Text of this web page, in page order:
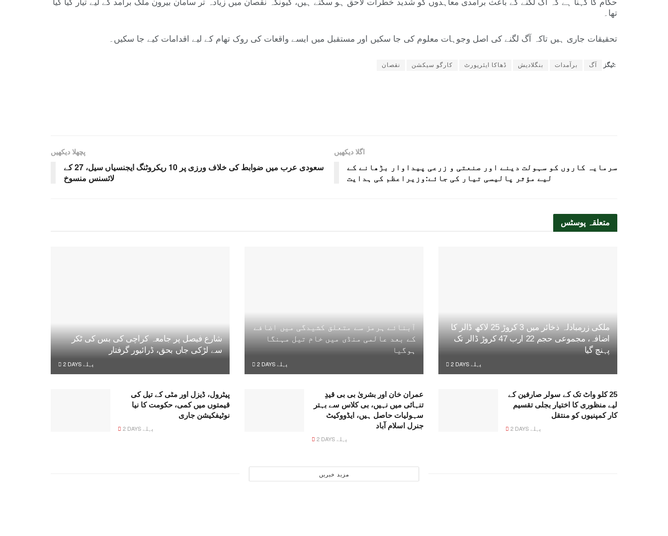
حکام کا کہنا ہے کہ آگ لگنے کے باعث برآمدی معاہدوں کو شدید خطرات لاحق ہو سکتے ہیں، کیونکہ نقصان میں زیادہ تر سامان بیرون ملک برآمد کے لیے تیار کیا گیا
تھا۔
تحقیقات جاری ہیں تاکہ آگ لگنے کی اصل وجوہات معلوم کی جا سکیں اور مستقبل میں ایسے واقعات کی روک تھام کے لیے اقدامات کیے جا سکیں۔
ٹیگز: آگ برآمدات بنگلادیش ڈھاکا ایئرپورٹ کارگو سیکشن نقصان
پچھلا دیکھیں
سعودی عرب میں ضوابط کی خلاف ورزی پر 10 ریکروٹنگ ایجنسیاں سیل، 27 کے
لائسنس منسوخ
اگلا دیکھیں
سرمایہ کاروں کو سہولت دینے اور صنعتی و زرعی پیداوار بڑھانے کے
لیے مؤثر پالیسی تیار کی جائے:وزیراعظم کی ہدایت
متعلقہ پوسٹس
ملکی زرمبادلہ ذخائر میں 3 کروڑ 25 لاکھ ڈالر کا
اضافہ، مجموعی حجم 22 ارب 47 کروڑ ڈالر تک
پہنچ گیا
2 DAYS پہلے
آبنائے ہرمز سے متعلق کشیدگی میں اضافے
کے بعد عالمی منڈی میں خام تیل مہنگا
ہوگیا
2 DAYS پہلے
شارع فیصل پر جامعہ کراچی کی بس کی ٹکر
سے لڑکی جاں بحق، ڈرائیور گرفتار
2 DAYS پہلے
25 کلو واٹ تک کے سولر صارفین کے
لیے منظوری کا اختیار بجلی تقسیم
کار کمپنیوں کو منتقل
2 DAYS پہلے
عمران خان اور بشریٰ بی بی قیدِ
تنہائی میں نہیں، بی کلاس سے بہتر
سہولیات حاصل ہیں، ایڈووکیٹ
جنرل اسلام آباد
2 DAYS پہلے
پیٹرول، ڈیزل اور مٹی کے تیل کی
قیمتوں میں کمی، حکومت کا نیا
نوٹیفکیشن جاری
2 DAYS پہلے
مزید خبریں